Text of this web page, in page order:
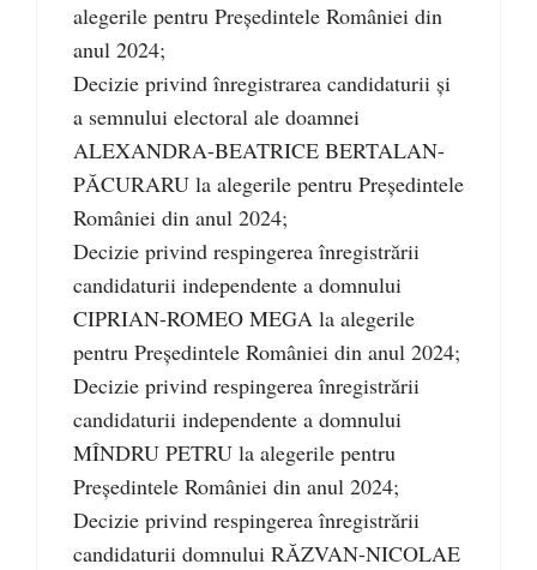
alegerile pentru Președintele României din
anul 2024;
Decizie privind înregistrarea candidaturii și
a semnului electoral ale doamnei
ALEXANDRA-BEATRICE BERTALAN-
PĂCURARU la alegerile pentru Președintele
României din anul 2024;
Decizie privind respingerea înregistrării
candidaturii independente a domnului
CIPRIAN-ROMEO MEGA la alegerile
pentru Președintele României din anul 2024;
Decizie privind respingerea înregistrării
candidaturii independente a domnului
MÎNDRU PETRU la alegerile pentru
Președintele României din anul 2024;
Decizie privind respingerea înregistrării
candidaturii domnului RĂZVAN-NICOLAE